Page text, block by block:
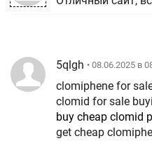
5qlgh • 08.06.2025 в
clomiphene for
clomid for sale
buy cheap clomid
get cheap